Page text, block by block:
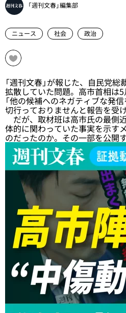
「週刊文春」編集部
ニュース 社会 政治
「週刊文春」が報じた、自民党
拡散していた問題。高市首相は
「他の候補へのネガティブな発
切行っておりませんと報告を受
だが、取材班は高市氏の最側
体的に関わっていた事実を示す
のだったのか。その一部を公開す